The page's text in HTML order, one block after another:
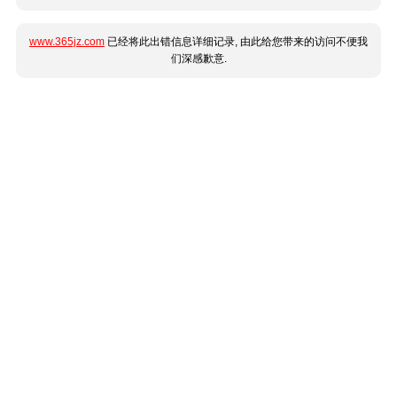
www.365jz.com 已经将此出错信息详细记录, 由此给您带来的访问不便我
们深感歉意.